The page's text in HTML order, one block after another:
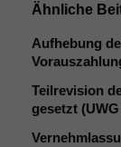
Ähnliche
Aufhebung
Teilrevision
gesetzt (UWG